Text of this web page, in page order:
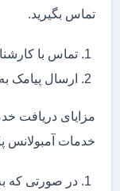
تماس بگیرید.
تماس با
ارسال پیامک
مزایای دریافت
خدمات آمبولانس
در صورتی که